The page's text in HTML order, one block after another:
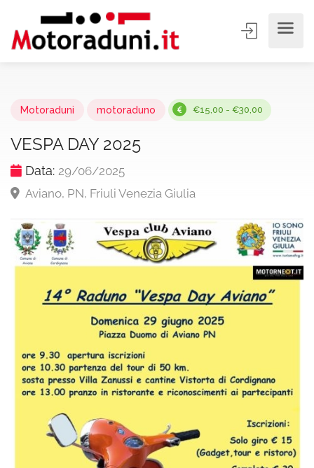
Motoraduni motoraduno €15,00 - €30,00
VESPA DAY 2025
Data: 29/06/2025
Aviano, PN, Friuli Venezia Giulia